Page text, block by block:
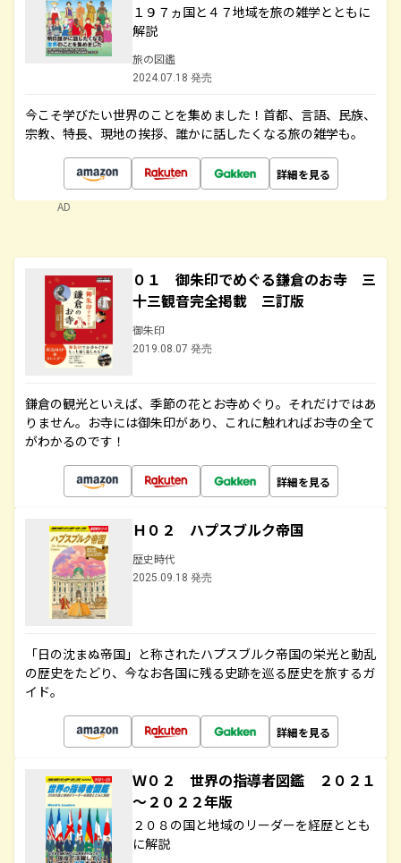
１９７ヵ国と４７地域を旅の雑学とともに
解説
旅の図鑑
2024.07.18 発売
今こそ学びたい世界のことを集めました！首都、言語、民族、
宗教、特長、現地の挨拶、誰かに話したくなる旅の雑学も。
詳細を見る
AD
０１ 御朱印でめぐる鎌倉のお寺 三
十三観音完全掲載 三訂版
御朱印
2019.08.07 発売
鎌倉の観光といえば、季節の花とお寺めぐり。それだけではあ
りません。お寺には御朱印があり、これに触れればお寺の全て
がわかるのです！
詳細を見る
Ｈ０２ ハプスブルク帝国
歴史時代
2025.09.18 発売
「日の沈まぬ帝国」と称されたハプスブルク帝国の栄光と動乱
の歴史をたどり、今なお各国に残る史跡を巡る歴史を旅するガ
イド。
詳細を見る
Ｗ０２ 世界の指導者図鑑 ２０２１
～２０２２年版
２０８の国と地域のリーダーを経歴ととも
に解説